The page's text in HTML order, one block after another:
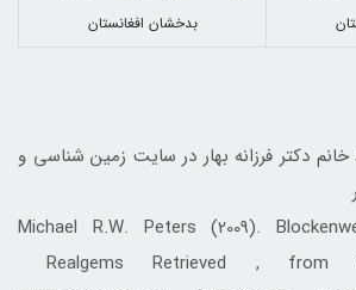
بدخشان افغانستان
خانم دكتر فرزانه بهار در سايت زمين شناسي و
[6].Michael R.W. Peters (2009).
Realgems Retrieved , from